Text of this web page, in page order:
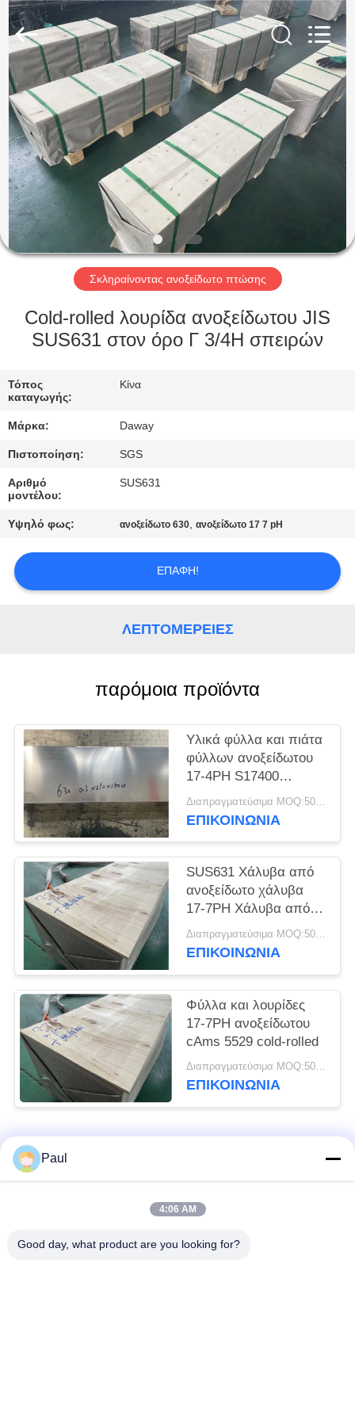
ΣΠΊΤΙ
ΠΡΟΪΌΝΤΑ
ΒΊΝΤΕΟ
ΠΕΡΊΠΟΥ
ΕΜΕΊΣ
ΓΎΡΟΣ
ΕΡΓΟΣΤΑΣΊΩΝ
ΠΟΙΟΤΙΚΌΣ
ΈΛΕΓΧΟΣ
ΜΑΣ
ΕΛΆΤΕ
ΣΕ
ΜΕ
SITEMAP
PRIVACY
POLICY
Special
Steel
Co.,
Ltd.
Rights
Reserved.
Σκληραίνοντας ανοξείδωτο πτώσης
Cold-rolled λουρίδα ανοξείδωτου JIS
SUS631 στον όρο Γ 3/4H σπειρών
Τόπος
καταγωγής:
Κίνα
Μάρκα: Daway
Πιστοποίηση: SGS
Αριθμό
μοντέλου:
SUS631
Υψηλό φως: ανοξείδωτο 630,ανοξείδωτο 17 7 pH
ΕΠΑΦΉ!
ΛΕΠΤΟΜΈΡΕΙΕΣ
παρόμοια προϊόντα
Υλικά φύλλα και πιάτα
φύλλων ανοξείδωτου
17-4PH S17400
SUS630
Διαπραγματεύσιμα MOQ:500 κλ
ΕΠΙΚΟΙΝΩΝΊΑ
SUS631 Χάλυβα από
ανοξείδωτο χάλυβα
17-7PH Χάλυβα από
ανοξείδωτο χάλυβα
Διαπραγματεύσιμα MOQ:500 κλ
ΕΠΙΚΟΙΝΩΝΊΑ
Φύλλα και λουρίδες
17-7PH ανοξείδωτου
cAms 5529 cold-rolled
Διαπραγματεύσιμα MOQ:500 ΚΛ
ΕΠΙΚΟΙΝΩΝΊΑ
Λαϊκή κατηγορία
Σκληραίνοντας
Paul
4:06 AM
Good day, what product are you looking for?